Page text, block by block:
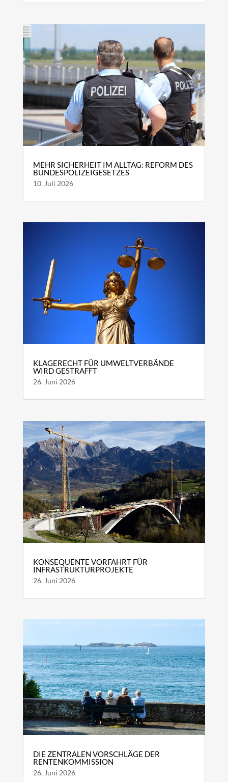
MEHR SICHERHEIT IM ALLTAG: REFORM DES
BUNDESPOLIZEIGESETZES
10. Juli 2026
KLAGERECHT FÜR UMWELTVERBÄNDE
WIRD GESTRAFFT
26. Juni 2026
KONSEQUENTE VORFAHRT FÜR
INFRASTRUKTURPROJEKTE
26. Juni 2026
DIE ZENTRALEN VORSCHLÄGE DER
RENTENKOMMISSION
26. Juni 2026